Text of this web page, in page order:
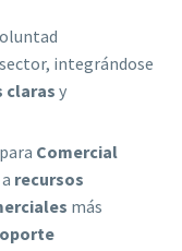
integrándose
claras y
Comercial
recursos
más